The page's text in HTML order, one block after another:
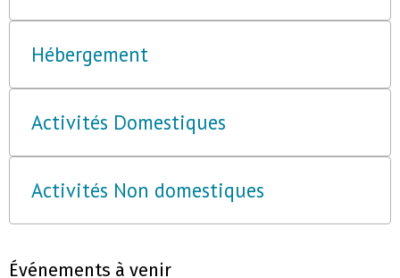
Hébergement
Activités Domestiques
Activités Non domestiques
Événements à venir